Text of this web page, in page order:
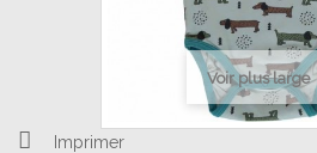
Voir plus large
Imprimer